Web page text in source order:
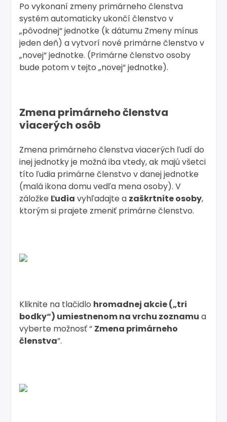
Po vykonaní zmeny primárneho členstva
systém automaticky ukončí členstvo v
„pôvodnej“ jednotke (k dátumu Zmeny mínus
jeden deň) a vytvorí nové primárne členstvo v
„novej“ jednotke. (Primárne členstvo osoby
bude potom v tejto „novej“ jednotke).
Zmena primárneho členstva
viacerých osôb
Zmena primárneho členstva viacerých ľudí do
inej jednotky je možná iba vtedy, ak majú všetci
títo ľudia primárne členstvo v danej jednotke
(malá ikona domu vedľa mena osoby). V
záložke Ľudia vyhľadajte a zaškrtnite osoby,
ktorým si prajete zmeniť primárne členstvo.
Kliknite na tlačidlo hromadnej akcie („tri
bodky“) umiestnenom na vrchu zoznamu a
vyberte možnosť “ Zmena primárneho
členstva”.